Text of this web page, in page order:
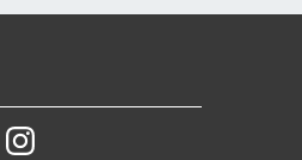
Instagram